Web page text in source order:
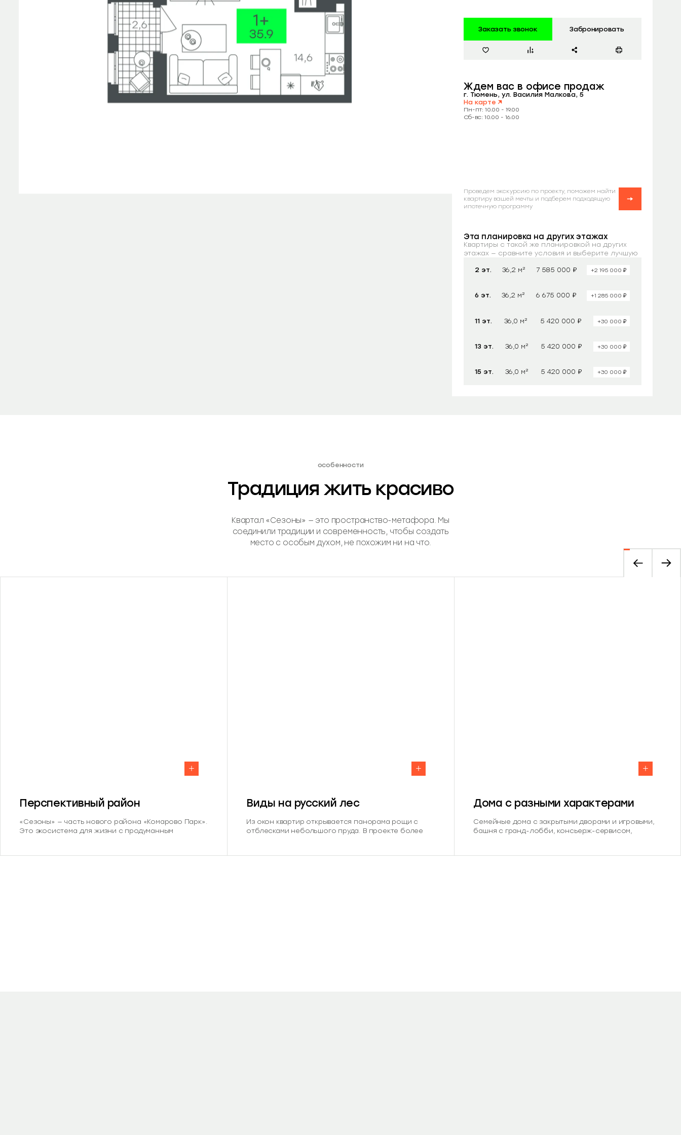
Заказать звонок Забронировать
Ждем васв офисе продаж
г. Тюмень, ул. Василия Малкова, 5
На карте
Пн-пт: 10.00 - 19.00
Сб-вс: 10.00 - 16.00
Проведем экскурсию по проекту, поможем найти
квартиру вашей мечты и подберем подходящую
ипотечную программу
Эта планировка на других этажах
Квартиры с такой же планировкой на других
этажах — сравните условия и выберите лучшую
2 эт. 36,2 м² 7 585 000 ₽ +2 195 000 ₽
6 эт. 36,2 м² 6 675 000 ₽ +1 285 000 ₽
11 эт. 36,0 м² 5 420 000 ₽ +30 000 ₽
13 эт. 36,0 м² 5 420 000 ₽ +30 000 ₽
15 эт. 36,0 м² 5 420 000 ₽ +30 000 ₽
особенности
Традиция жить красиво
Квартал «Сезоны» — это пространство-метафора. Мы
соединили традиции и современность, чтобы создать
место с особым духом, не похожим ни на что.
Перспективный район
«Сезоны» — часть нового района «Комарово Парк».
Это экосистема для жизни с продуманным
многофункциональный кластер.
Виды на русский лес
Из окон квартир открывается панорама рощи с
отблесками небольшого пруда. В проекте более
Дома с разными характерами
Семейные дома с закрытыми дворами и игровыми,
башня с гранд-лобби, консьерж-сервисом,
среду для жизни.